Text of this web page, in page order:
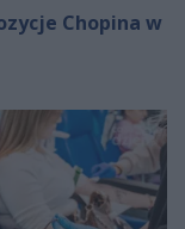
Chopina w